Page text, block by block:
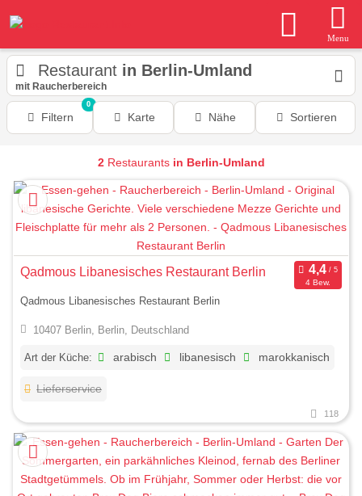
Menu
Restaurant in Berlin-Umland
mit Raucherbereich
Filtern
0
Karte Nähe Sortieren
2Restaurants in Berlin-Umland
Qadmous Libanesisches Restaurant Berlin
4 Bew.
Qadmous Libanesisches Restaurant Berlin
10407 Berlin, Berlin, Deutschland
Art der Küche: arabisch libanesisch marokkanisch
Lieferservice
118